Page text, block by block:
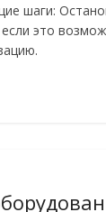
шаги:
это